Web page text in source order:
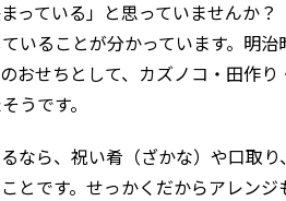
まっている」と思っていませんか
いることが分かっています。明
おせちとして、カズノコ・田作
うです。
なら、祝い肴（ざかな）や口取
とです。せっかくだからアレン